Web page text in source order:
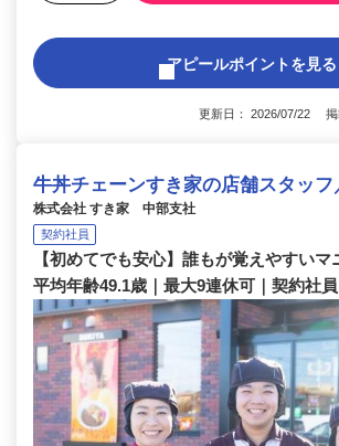
アピールポイントを見る
更新日： 2026/07/22 掲
牛丼チェーンすき家の店舗スタッフ
株式会社 すき家 中部支社
契約社員
【初めてでも安心】誰もが覚えやすいマ
平均年齢49.1歳｜最大9連休可｜契約社員